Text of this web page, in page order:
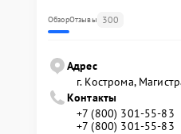
ОбзорОтзывы 300
Адрес
г. Кострома,
Контакты
+7 (800) 301-55-83
+7 (800) 301-55-83